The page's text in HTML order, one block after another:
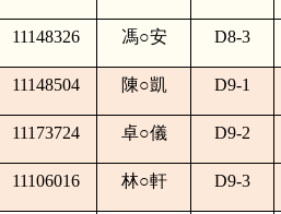
11148326 馮○安 D8-3
11148504 陳○凱 D9-1
11173724 卓○儀 D9-2
11106016 林○軒 D9-3